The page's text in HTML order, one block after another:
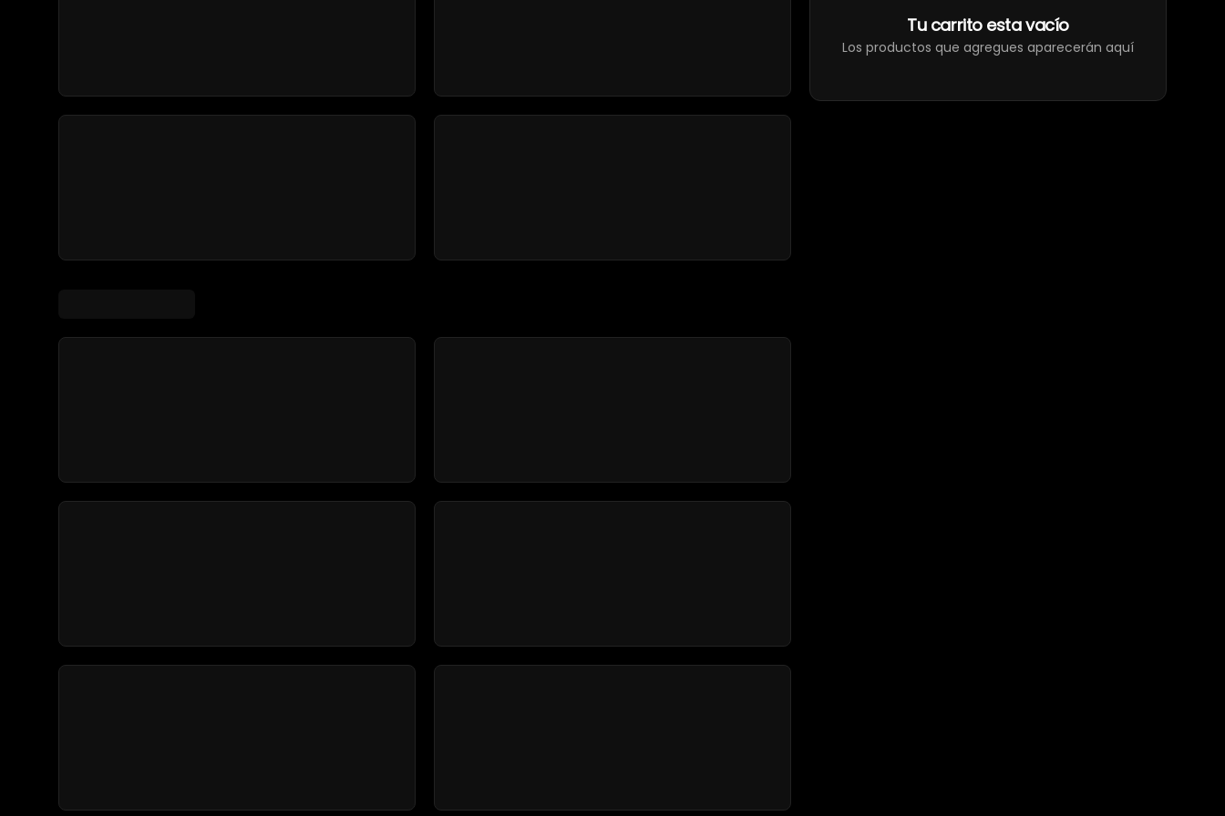
Tu carrito esta vacío
Los productos que agregues aparecerán aquí